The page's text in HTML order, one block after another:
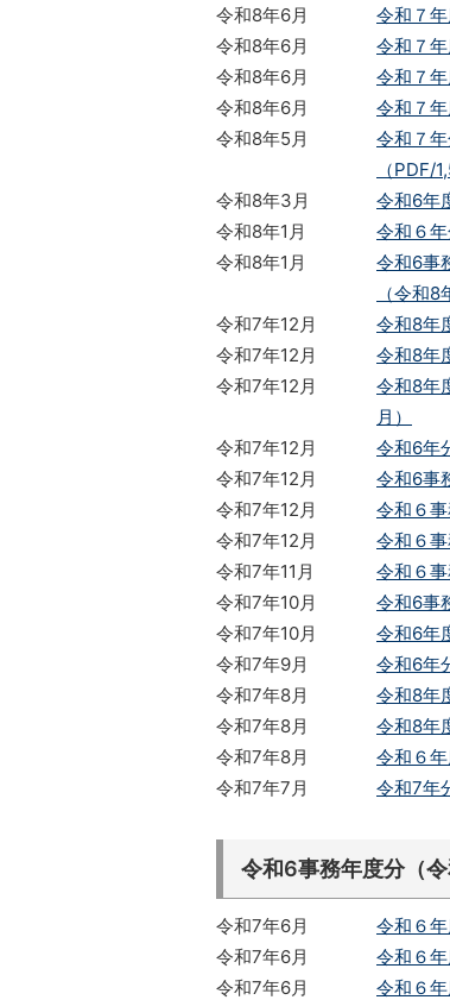
令和8年6月
令和７
令和8年6月
令和７
令和8年6月
令和７
令和8年6月
令和７
令和8年5月
令和７
（PDF/
令和8年3月
令和6年
令和8年1月
令和６
令和8年1月
令和6事
（令和8
令和7年12月
令和8年
令和7年12月
令和8年
令和7年12月
令和8年
月）
令和7年12月
令和6年
令和7年12月
令和6事
令和7年12月
令和６
令和7年12月
令和６
令和7年11月
令和６
令和7年10月
令和6事
令和7年10月
令和6年
令和7年9月
令和6年
令和7年8月
令和8年
令和7年8月
令和8年
令和7年8月
令和６
令和7年7月
令和7年
令和6事務年度分（
令和7年6月
令和６
令和7年6月
令和６
令和7年6月
令和６